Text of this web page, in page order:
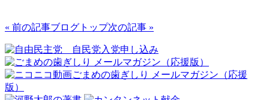
« 前の記事ブログトップ次の記事 »